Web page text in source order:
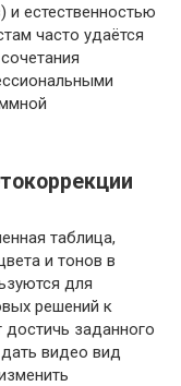
и естественностью
часто удаётся
таблица,
и тонов в
для
решений к
заданного
видео вид